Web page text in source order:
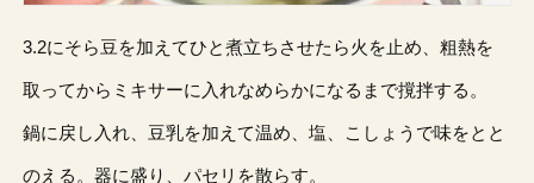
3.2にそら豆を加えてひと煮立ちさせたら火を止め、粗熱を
取ってからミキサーに入れなめらかになるまで撹拌する。
鍋に戻し入れ、豆乳を加えて温め、塩、こしょうで味をとと
のえる。器に盛り、パセリを散らす。